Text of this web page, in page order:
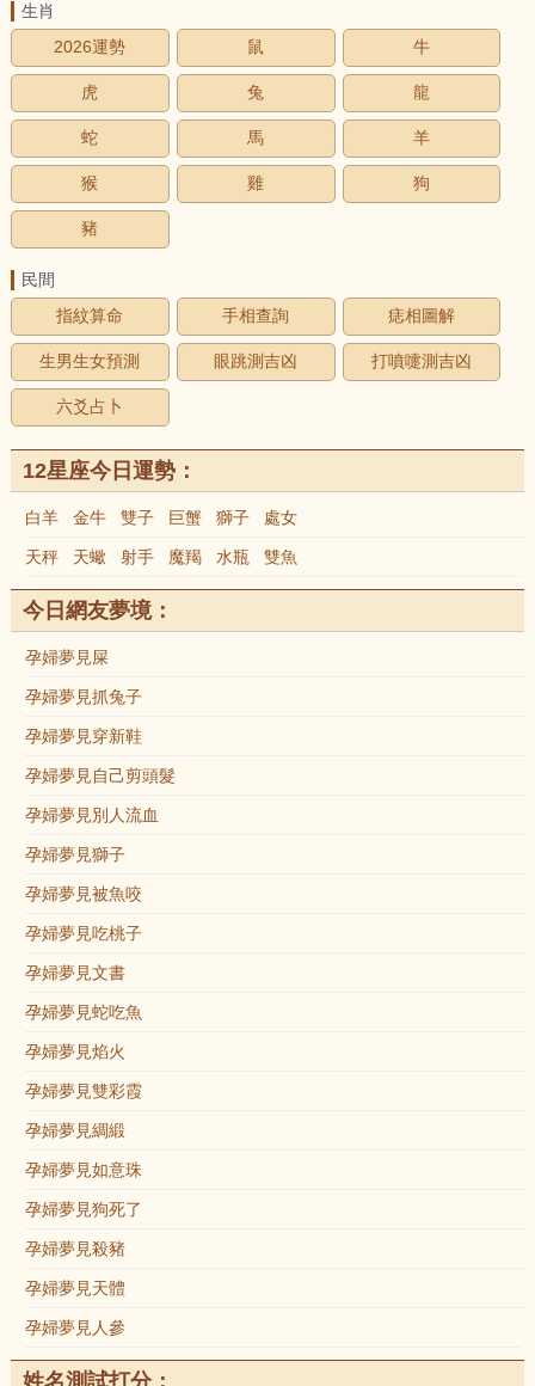
生肖
2026運勢
鼠 牛
虎 兔 龍
蛇 馬 羊
猴 雞 狗
豬
民間
指紋算命
手相查詢 痣相圖解
生男生女預測 眼跳測吉凶 打噴嚏測吉凶
六爻占卜
12星座今日運勢：
白羊 金牛 雙子 巨蟹 獅子 處女
天秤 天蠍 射手 魔羯 水瓶 雙魚
今日網友夢境：
孕婦夢見屎
孕婦夢見抓兔子
孕婦夢見穿新鞋
孕婦夢見自己剪頭髮
孕婦夢見別人流血
孕婦夢見獅子
孕婦夢見被魚咬
孕婦夢見吃桃子
孕婦夢見文書
孕婦夢見蛇吃魚
孕婦夢見焰火
孕婦夢見雙彩霞
孕婦夢見綢緞
孕婦夢見如意珠
孕婦夢見狗死了
孕婦夢見殺豬
孕婦夢見天體
孕婦夢見人參
姓名測試打分：